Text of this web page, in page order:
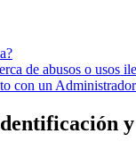
de abusos o usos
con un